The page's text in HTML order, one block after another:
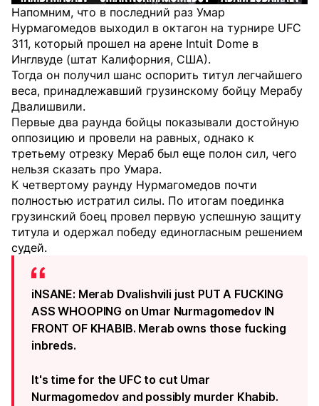
Напомним, что в последний раз Умар
Нурмагомедов выходил в октагон на турнире UFC
311, который прошел на арене Intuit Dome в
Инглвуде (штат Калифорния, США).
Тогда он получил шанс оспорить титул легчайшего
веса, принадлежавший грузинскому бойцу Мерабу
Двалишвили.
Первые два раунда бойцы показывали достойную
оппозицию и провели на равных, однако к
третьему отрезку Мераб был еще полон сил, чего
нельзя сказать про Умара.
К четвертому раунду Нурмагомедов почти
полностью истратил силы. По итогам поединка
грузинский боец провел первую успешную защиту
титула и одержал победу единогласным решением
судей.
iNSANE: Merab Dvalishvili just PUT A FUCKING
ASS WHOOPING on Umar Nurmagomedov IN
FRONT OF KHABIB. Merab owns those fucking
inbreds.
It's time for the UFC to cut Umar
Nurmagomedov and possibly murder Khabib.